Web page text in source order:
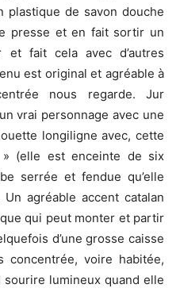
de savon douche
presse et en fait sortir un
et fait cela avec d’autres
est original et agréable à
nous regarde. Jur
vrai personnage avec une
longiligne avec, cette
(elle est enceinte de six
serrée et fendue qu’elle
agréable accent catalan
qui peut monter et partir
d’une grosse caisse
concentrée, voire habitée,
lumineux quand elle